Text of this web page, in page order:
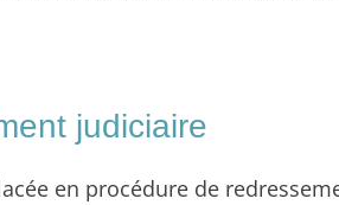
judiciaire
en procédure de